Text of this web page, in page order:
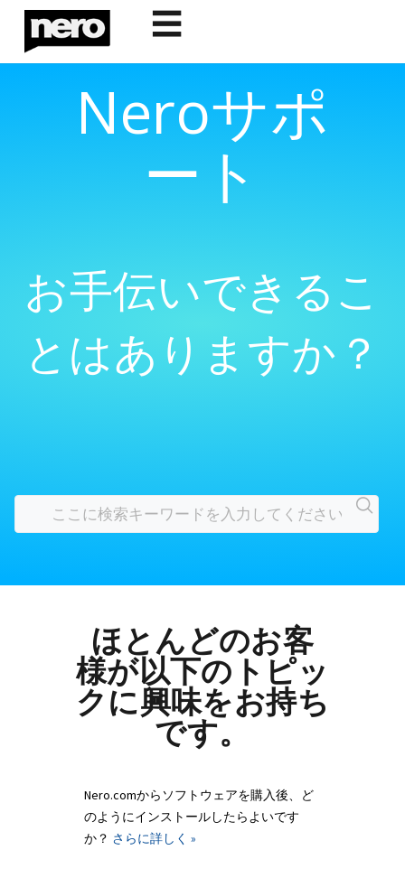
☰
Neroサポ
ート
お手伝いできるこ
とはありますか？
ほとんどのお客
様が以下のトピッ
クに興味をお持ち
です。
Nero.comからソフトウェアを購入後、ど
のようにインストールしたらよいです
か？ さらに詳しく »